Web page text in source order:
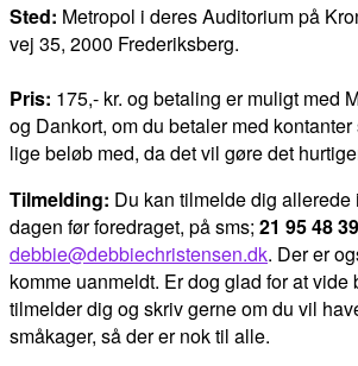
Sted: Metropol i deres Auditorium på
vej 35, 2000 Frederiksberg.
Pris: 175,- kr. og betaling er muligt med
og Dankort, om du betaler med
lige beløb med, da det vil gøre det
Tilmelding: Du kan tilmelde dig
dagen før foredraget, på sms; 21 95 48 39
debbie@debbiechristensen.dk. Der er
komme uanmeldt. Er dog glad for at vide
tilmelder dig og skriv gerne om du vil
småkager, så der er nok til alle.